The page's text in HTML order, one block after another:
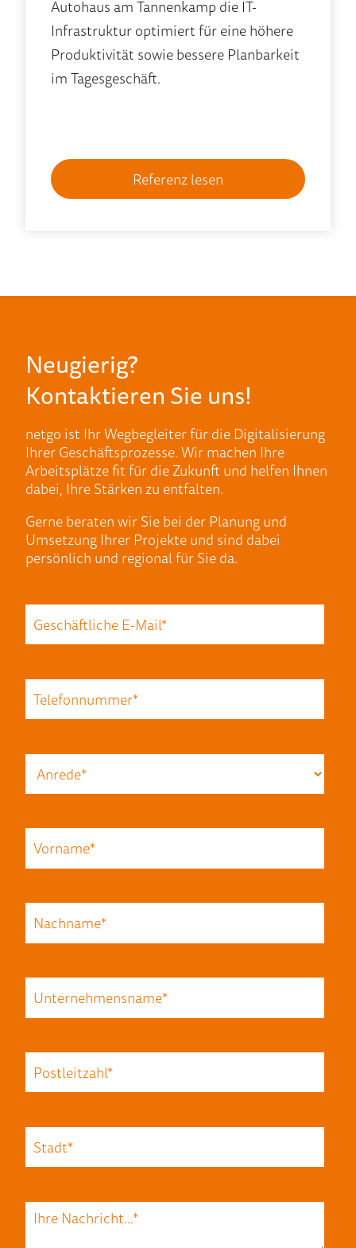
Autohaus am Tannenkamp die IT-
Infrastruktur optimiert für eine höhere
Produktivität sowie bessere Planbarkeit
im Tagesgeschäft.
Referenz lesen
Neugierig?
Kontaktieren Sie uns!
netgo ist Ihr Wegbegleiter für die Digitalisierung
Ihrer Geschäftsprozesse. Wir machen Ihre
Arbeitsplätze fit für die Zukunft und helfen Ihnen
dabei, Ihre Stärken zu entfalten.
Gerne beraten wir Sie bei der Planung und
Umsetzung Ihrer Projekte und sind dabei
persönlich und regional für Sie da.